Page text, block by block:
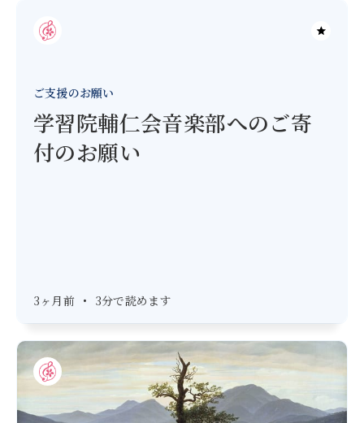
ご支援のお願い
学習院輔仁会音楽部へのご寄
付のお願い
3ヶ月前 • 3分で読めます